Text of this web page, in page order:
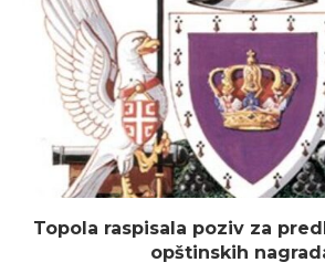
Topola raspisala poziv za
opštinskih